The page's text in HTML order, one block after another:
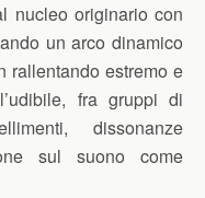
nucleo originario con
un arco dinamico
rallentando estremo e
fra gruppi di
dissonanze
sul suono come